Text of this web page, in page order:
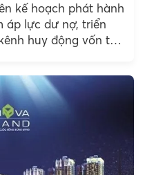
kế hoạch phát hành
áp lực dư nợ, triển
huy động vốn từ